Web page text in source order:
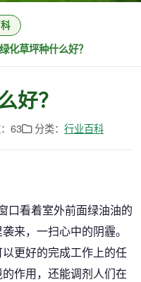
化草坪种什么好？
好？
63 分类： 行业百科
看着室外前面绿油油的
来，一扫心中的阴霾。
更好的完成工作上的任
作用，还能调剂人们在